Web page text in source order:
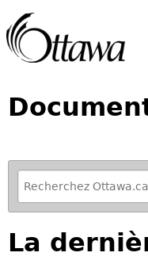
R
e
f
n
La